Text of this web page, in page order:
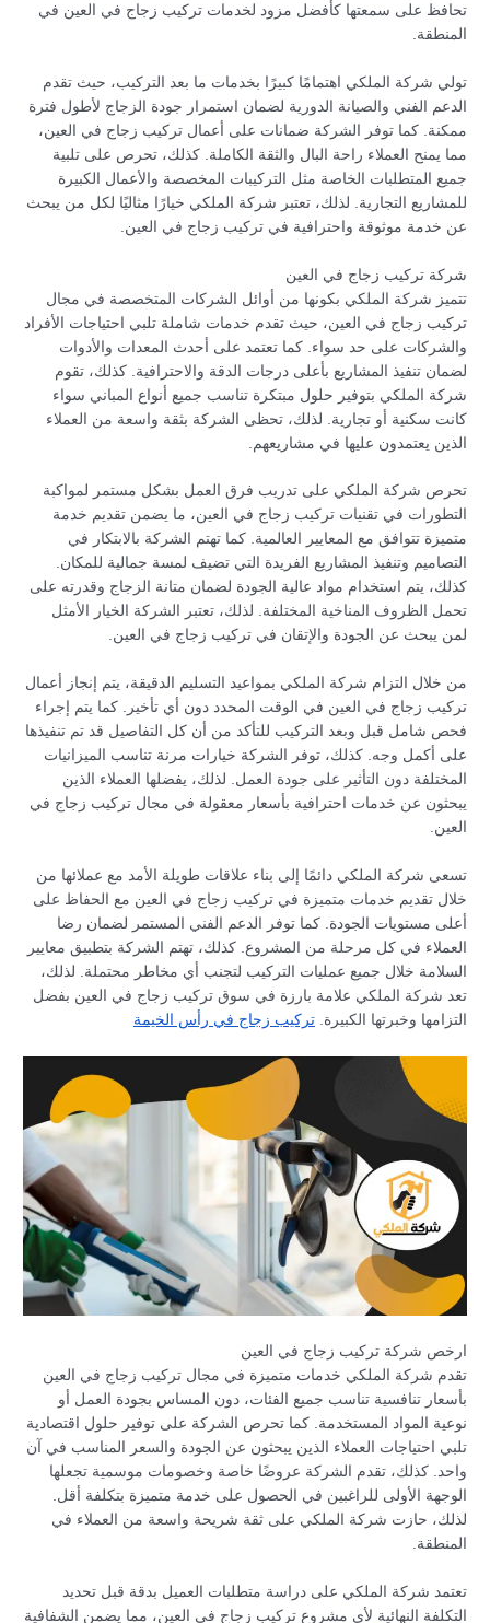
تحافظ على سمعتها كأفضل مزود لخدمات تركيب زجاج في العين في
المنطقة.
تولي شركة الملكي اهتمامًا كبيرًا بخدمات ما بعد التركيب، حيث تقدم
الدعم الفني والصيانة الدورية لضمان استمرار جودة الزجاج لأطول فترة
ممكنة. كما توفر الشركة ضمانات على أعمال تركيب زجاج في العين،
مما يمنح العملاء راحة البال والثقة الكاملة. كذلك، تحرص على تلبية
جميع المتطلبات الخاصة مثل التركيبات المخصصة والأعمال الكبيرة
للمشاريع التجارية. لذلك، تعتبر شركة الملكي خيارًا مثاليًا لكل من يبحث
عن خدمة موثوقة واحترافية في تركيب زجاج في العين.
شركة تركيب زجاج في العين
تتميز شركة الملكي بكونها من أوائل الشركات المتخصصة في مجال
تركيب زجاج في العين، حيث تقدم خدمات شاملة تلبي احتياجات الأفراد
والشركات على حد سواء. كما تعتمد على أحدث المعدات والأدوات
لضمان تنفيذ المشاريع بأعلى درجات الدقة والاحترافية. كذلك، تقوم
شركة الملكي بتوفير حلول مبتكرة تناسب جميع أنواع المباني سواء
كانت سكنية أو تجارية. لذلك، تحظى الشركة بثقة واسعة من العملاء
الذين يعتمدون عليها في مشاريعهم.
تحرص شركة الملكي على تدريب فرق العمل بشكل مستمر لمواكبة
التطورات في تقنيات تركيب زجاج في العين، ما يضمن تقديم خدمة
متميزة تتوافق مع المعايير العالمية. كما تهتم الشركة بالابتكار في
التصاميم وتنفيذ المشاريع الفريدة التي تضيف لمسة جمالية للمكان.
كذلك، يتم استخدام مواد عالية الجودة لضمان متانة الزجاج وقدرته على
تحمل الظروف المناخية المختلفة. لذلك، تعتبر الشركة الخيار الأمثل
لمن يبحث عن الجودة والإتقان في تركيب زجاج في العين.
من خلال التزام شركة الملكي بمواعيد التسليم الدقيقة، يتم إنجاز أعمال
تركيب زجاج في العين في الوقت المحدد دون أي تأخير. كما يتم إجراء
فحص شامل قبل وبعد التركيب للتأكد من أن كل التفاصيل قد تم تنفيذها
على أكمل وجه. كذلك، توفر الشركة خيارات مرنة تناسب الميزانيات
المختلفة دون التأثير على جودة العمل. لذلك، يفضلها العملاء الذين
يبحثون عن خدمات احترافية بأسعار معقولة في مجال تركيب زجاج في
العين.
تسعى شركة الملكي دائمًا إلى بناء علاقات طويلة الأمد مع عملائها من
خلال تقديم خدمات متميزة في تركيب زجاج في العين مع الحفاظ على
أعلى مستويات الجودة. كما توفر الدعم الفني المستمر لضمان رضا
العملاء في كل مرحلة من المشروع. كذلك، تهتم الشركة بتطبيق معايير
السلامة خلال جميع عمليات التركيب لتجنب أي مخاطر محتملة. لذلك،
تعد شركة الملكي علامة بارزة في سوق تركيب زجاج في العين بفضل
التزامها وخبرتها الكبيرة.تركيب زجاج في رأس الخيمة
ارخص شركة تركيب زجاج في العين
تقدم شركة الملكي خدمات متميزة في مجال تركيب زجاج في العين
بأسعار تنافسية تناسب جميع الفئات، دون المساس بجودة العمل أو
نوعية المواد المستخدمة. كما تحرص الشركة على توفير حلول اقتصادية
تلبي احتياجات العملاء الذين يبحثون عن الجودة والسعر المناسب في آن
واحد. كذلك، تقدم الشركة عروضًا خاصة وخصومات موسمية تجعلها
الوجهة الأولى للراغبين في الحصول على خدمة متميزة بتكلفة أقل.
لذلك، حازت شركة الملكي على ثقة شريحة واسعة من العملاء في
المنطقة.
تعتمد شركة الملكي على دراسة متطلبات العميل بدقة قبل تحديد
التكلفة النهائية لأي مشروع تركيب زجاج في العين، مما يضمن الشفافية